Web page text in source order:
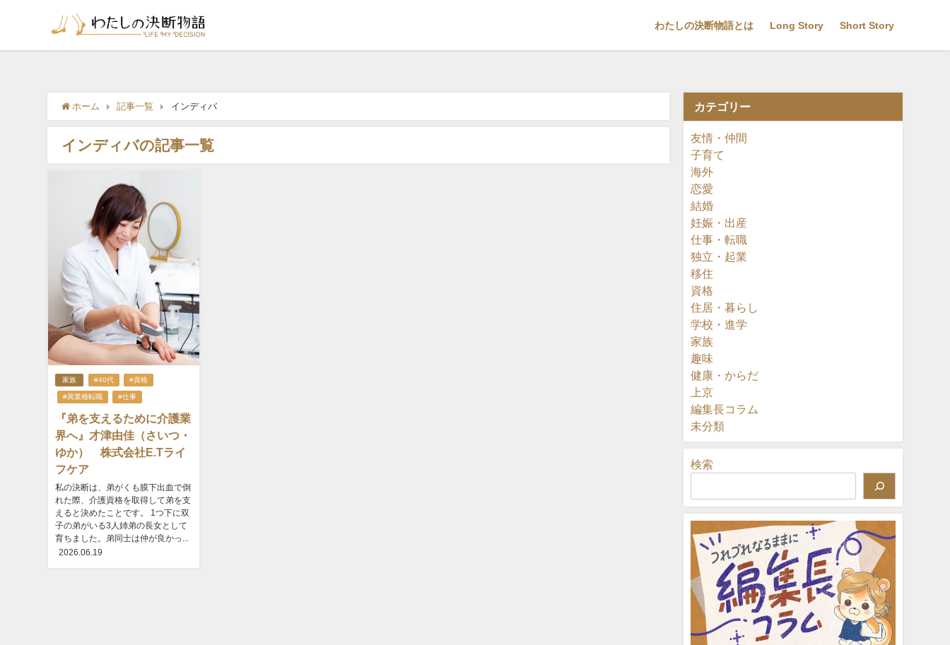
わたしの決断物語とは Long Story Short Story
ホーム 記事一覧 インディバ
インディバの記事一覧
家族 #40代 #資格
#異業種転職 #仕事
『弟を支えるために介護業
界へ』才津由佳（さいつ・
ゆか） 株式会社E.Tライ
フケア
私の決断は、弟がくも膜下出血で倒
れた際、介護資格を取得して弟を支
えると決めたことです。 1つ下に双
子の弟がいる3人姉弟の長女として
育ちました。弟同士は仲が良かっ...
2026.06.19
カテゴリー
友情・仲間
子育て
海外
恋愛
結婚
妊娠・出産
仕事・転職
独立・起業
移住
資格
住居・暮らし
学校・進学
家族
趣味
健康・からだ
上京
編集長コラム
未分類
検索